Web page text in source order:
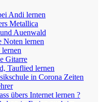
Andi lernen
Metallica
Auenwald
Noten lernen
Gitarre
Tauflied lernen
in Corona Zeiten
übers Internet lernen ?